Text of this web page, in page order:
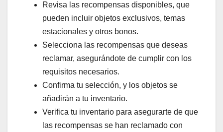
Revisa las recompensas disponibles, que
pueden incluir objetos exclusivos, temas
estacionales y otros bonos.
Selecciona las recompensas que deseas
reclamar, asegurándote de cumplir con los
requisitos necesarios.
Confirma tu selección, y los objetos se
añadirán a tu inventario.
Verifica tu inventario para asegurarte de que
las recompensas se han reclamado con